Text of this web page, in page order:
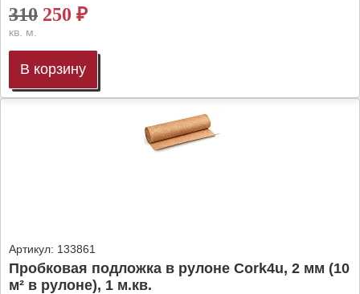
310 250 ₽
кв. м.
В корзину
Артикул: 133861
Пробковая подложка в рулоне Cork4u, 2 мм (10
м² в рулоне), 1 м.кв.